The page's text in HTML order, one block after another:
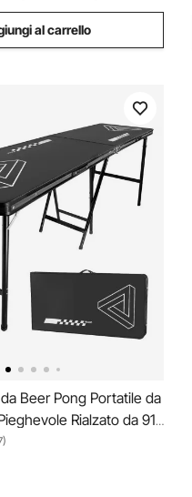
al carrello
Beer Pong Portatile da
Rialzato da 91
Trasporto e 6 Palline da
Portellone Posteriore
Campeggio, Nero